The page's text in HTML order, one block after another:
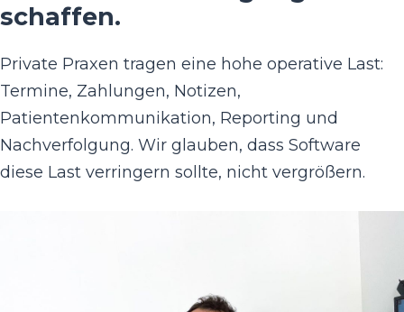
schaffen.
Private Praxen tragen eine hohe operative Last:
Termine, Zahlungen, Notizen,
Patientenkommunikation, Reporting und
Nachverfolgung. Wir glauben, dass Software
diese Last verringern sollte, nicht vergrößern.